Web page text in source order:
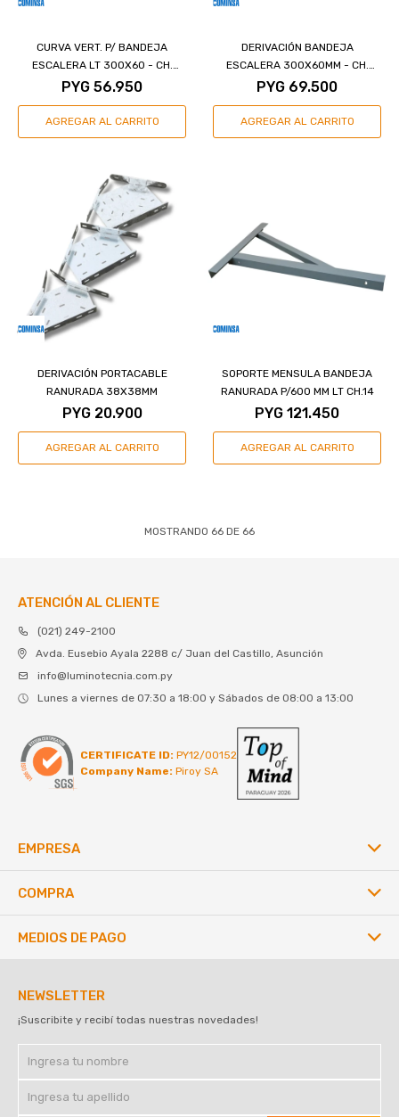
CURVA VERT. P/ BANDEJA
ESCALERA LT 300X60 - CH.
L.18/C.20
PYG 56.950
DERIVACIÓN BANDEJA
ESCALERA 300X60MM - CH.
L.18/C.20
PYG 69.500
DERIVACIÓN PORTACABLE
RANURADA 38X38MM
PYG 20.900
SOPORTE MENSULA BANDEJA
RANURADA P/600 MM LT CH.14
PYG 121.450
MOSTRANDO 66 DE 66
ATENCIÓN AL CLIENTE
(021) 249-2100
Avda. Eusebio Ayala 2288 c/ Juan del Castillo, Asunción
info@luminotecnia.com.py
Lunes a viernes de 07:30 a 18:00 y Sábados de 08:00 a 13:00
CERTIFICATE ID: PY12/00152
Company Name: Piroy SA
EMPRESA
COMPRA
NEWSLETTER
¡Suscribite y recibí todas nuestras novedades!
MEDIOS DE PAGO